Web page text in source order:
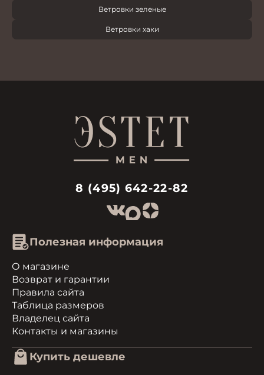
Ветровки зеленые
Ветровки хаки
8 (495) 642-22-82
Полезная информация
О магазине
Возврат и гарантии
Правила сайта
Таблица размеров
Владелец сайта
Контакты и магазины
Купить дешевле